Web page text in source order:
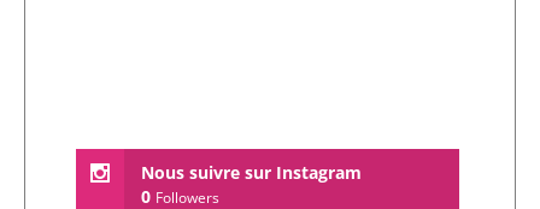
Nous suivre sur Instagram
0 Followers